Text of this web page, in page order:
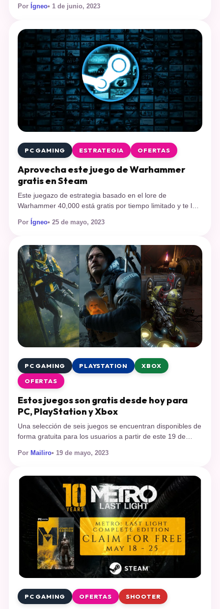
que se desarrolla en un futuro cercano en una versión
el papel de un hacker que forma […]
Por Ígneo• 1 de junio, 2023
PC GAMING ESTRATEGIA OFERTAS
Aprovecha este juego de Warhammer
gratis en Steam
Este juegazo de estrategia basado en el lore de
Warhammer 40,000 está gratis por tiempo limitado y te lo
juegos gratis, sobre todo cuando es para quedártelo en tu
Steam. Esta vez el videojuego […]
Por Ígneo• 25 de mayo, 2023
PC GAMING PLAYSTATION XBOX
OFERTAS
Estos juegos son gratis desde hoy para
PC, PlayStation y Xbox
Una selección de seis juegos se encuentran disponibles de
forma gratuita para los usuarios a partir de este 19 de
podrán canjearse hasta el 22 y 25 de mayo
jugarse durante este fin de semana y […]
Por Mailiro• 19 de mayo, 2023
PC GAMING OFERTAS SHOOTER